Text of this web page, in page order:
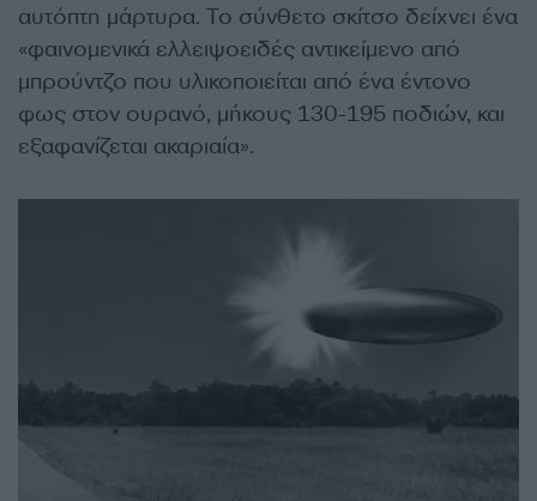
αυτόπτη μάρτυρα. Το σύνθετο σκίτσο δείχνει ένα
«φαινομενικά ελλειψοειδές αντικείμενο από
μπρούντζο που υλικοποιείται από ένα έντονο
φως στον ουρανό, μήκους 130-195 ποδιών, και
εξαφανίζεται ακαριαία».